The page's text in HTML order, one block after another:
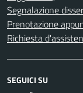
Segnalazione
Prenotazione
Richiesta
SEGUICI SU